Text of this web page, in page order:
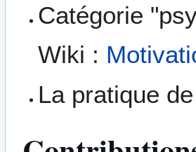
Catégorie
Wiki :
La pratique